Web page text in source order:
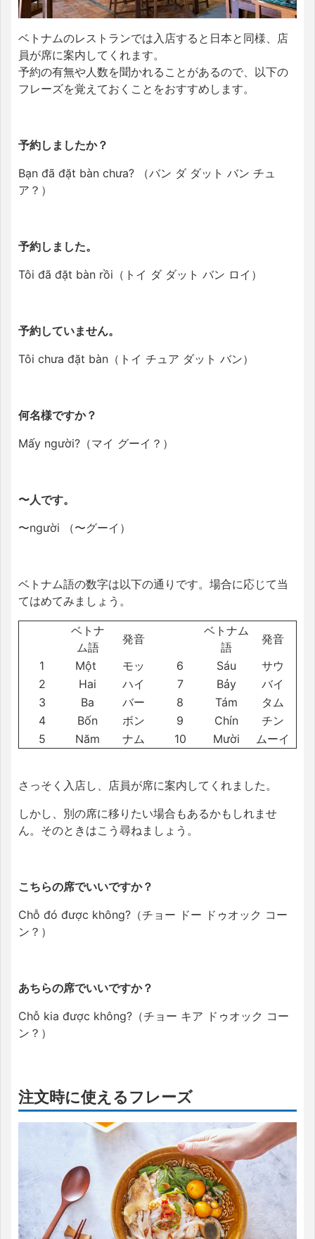
ベトナムのレストランでは入店すると日本と同様、店
員が席に案内してくれます。
予約の有無や人数を聞かれることがあるので、以下の
フレーズを覚えておくことをおすすめします。
予約しましたか？
Bạn đã đặt bàn chưa? （バン ダ ダット バン チュ
ア？）
予約しました。
Tôi đã đặt bàn rồi（トイ ダ ダット バン ロイ）
予約していません。
Tôi chưa đặt bàn（トイ チュア ダット バン）
何名様ですか？
Mấy người?（マイ グーイ？）
〜人です。
〜người （〜グーイ）
ベトナム語の数字は以下の通りです。場合に応じて当
てはめてみましょう。
ベトナ
ム語
発音
ベトナム
語
発音
1
Một モッ 6 Sáu
サウ
2
Hai ハイ 7 Bảy
バイ
3
Ba バー 8 Tám
タム
4
Bốn ボン 9 Chín
チン
5
Năm ナム 10 Mười ムーイ
さっそく入店し、店員が席に案内してくれました。
しかし、別の席に移りたい場合もあるかもしれませ
ん。そのときはこう尋ねましょう。
こちらの席でいいですか？
Chỗ đó được không?（チョー ドー ドゥオック コー
ン？ ）
あちらの席でいいですか？
Chỗ kia được không?（チョー キア ドゥオック コー
ン？ ）
注文時に使えるフレーズ